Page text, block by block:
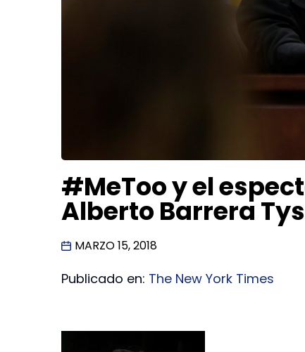
#MeToo y el
Alberto Barrera
MARZO 15, 2018
Publicado en: The New York Times